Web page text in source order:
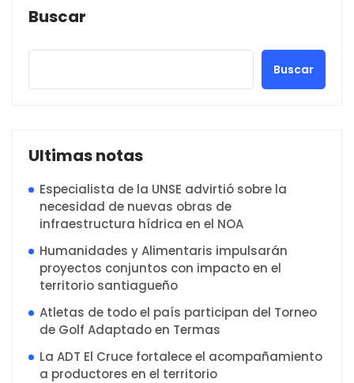
Buscar
Buscar
Ultimas notas
Especialista de la UNSE advirtió sobre la
necesidad de nuevas obras de
infraestructura hídrica en el NOA
Humanidades y Alimentaris impulsarán
proyectos conjuntos con impacto en el
territorio santiagueño
Atletas de todo el país participan del Torneo
de Golf Adaptado en Termas
La ADT El Cruce fortalece el acompañamiento
a productores en el territorio